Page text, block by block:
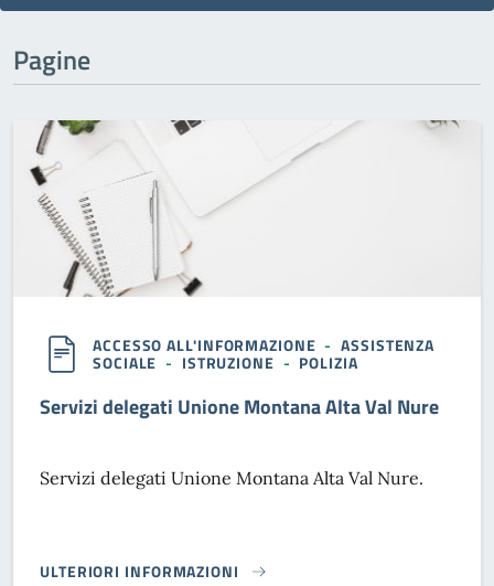
Pagine
ACCESSO ALL'INFORMAZIONE -ASSISTENZA
SOCIALE - ISTRUZIONE - POLIZIA
Servizi delegati Unione Montana Alta Val Nure
Servizi delegati Unione Montana Alta Val Nure.
ULTERIORI INFORMAZIONI
SERVIZI DELEGATI UNIONE MONTANA ALTA VAL NURE}